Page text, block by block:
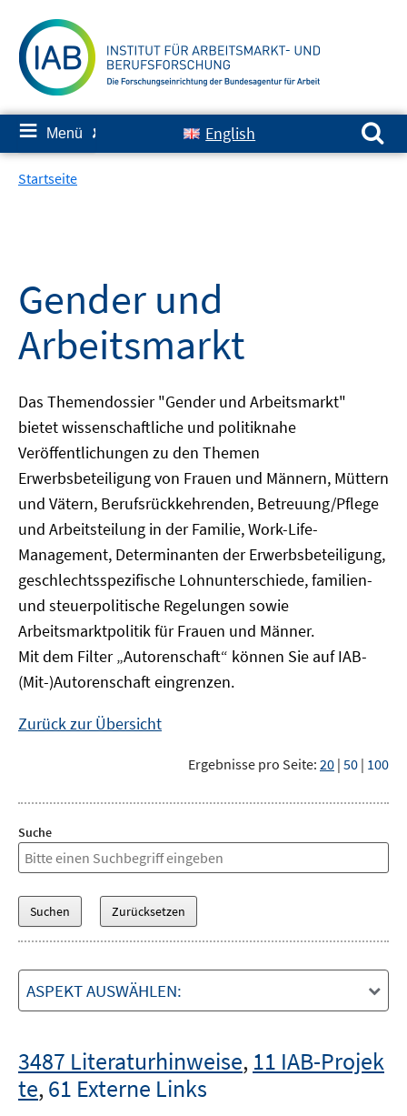
zum
Inhalt
≡ Menü ✘ English
Suchen nach:
Startseite
Gender und
Arbeitsmarkt
Das Themendossier "Gender und Arbeitsmarkt"
bietet wissenschaftliche und politiknahe
Veröffentlichungen zu den Themen
Erwerbsbeteiligung von Frauen und Männern, Müttern
und Vätern, Berufsrückkehrenden, Betreuung/Pflege
und Arbeitsteilung in der Familie, Work-Life-
Management, Determinanten der Erwerbsbeteiligung,
geschlechtsspezifische Lohnunterschiede, familien-
und steuerpolitische Regelungen sowie
Arbeitsmarktpolitik für Frauen und Männer.
Mit dem Filter „Autorenschaft“ können Sie auf IAB-
(Mit-)Autorenschaft eingrenzen.
Zurück zur Übersicht
Ergebnisse pro Seite: 20 | 50 | 100
Suche
ASPEKT AUSWÄHLEN:
3487 Literaturhinweise, 11 IAB-Projek
te,61 Externe Links